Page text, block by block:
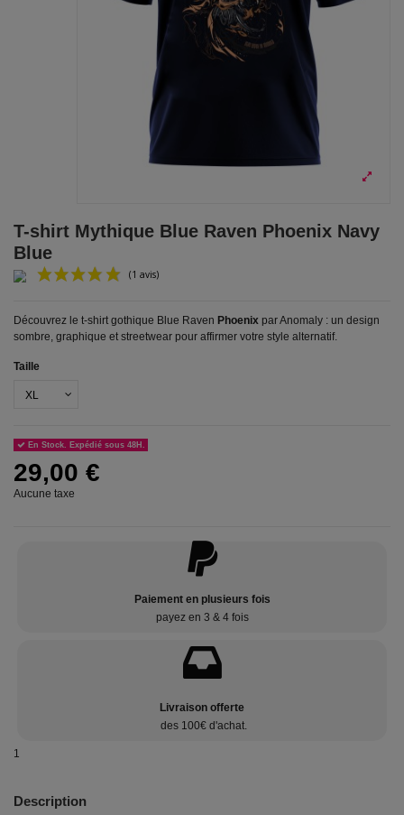
T-shirt Mythique Blue Raven Phoenix Navy
Blue
Découvrez le t-shirt gothique Blue Raven Phoenix par Anomaly : un design
sombre, graphique et streetwear pour affirmer votre style alternatif.
Taille
En Stock. Expédié sous 48H.
29,00 €
Aucune taxe
Paiement en plusieurs fois
payez en 3 & 4 fois
Livraison offerte
des 100€ d'achat.
1
Description